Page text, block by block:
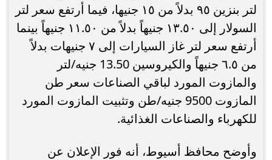
لتر بنزين ٩٥ بدلاً من ١٥ جنيها، فيما أرتفع سعر لتر
السولار إلى ١٣.٥٠ جنيهاً بدلاً من ١١.٥٠ جنيهاً بينما
أرتفع سعر لتر غاز السيارات إلى ٧ جنيهات بدلاً
من ٦.٥ جنيهاً والكيروسين 13.50 جنيه/لتر
والمازوت المورد لباقي الصناعات سعر طن
المازوت 9500 جنيه/طن وتثبيت المازوت المورد
للكهرباء والصناعات الغذائية.
وأوضح محافظ أسيوط، أنه فور الإعلان عن